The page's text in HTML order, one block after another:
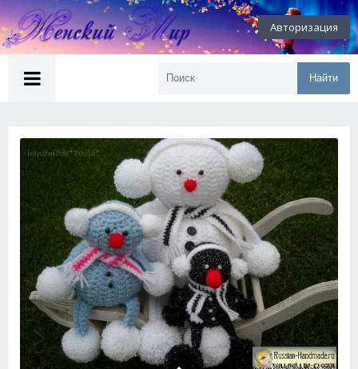
Авторизация
Найти